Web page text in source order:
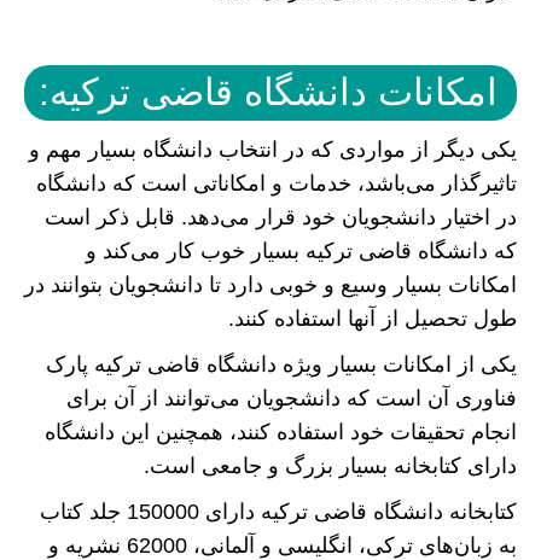
امکانات دانشگاه قاضی ترکیه:
یکی دیگر از مواردی که در انتخاب دانشگاه بسیار مهم و
تاثیرگذار می‌باشد، خدمات و امکاناتی است که دانشگاه
در اختیار دانشجویان خود قرار می‌دهد. قابل ذکر است
که دانشگاه قاضی ترکیه بسیار خوب کار می‌کند و
امکانات بسیار وسیع و خوبی دارد تا دانشجویان بتوانند در
طول تحصیل از آنها استفاده کنند.
یکی از امکانات بسیار ویژه دانشگاه قاضی ترکیه پارک
فناوری آن است که دانشجویان می‌توانند از آن برای
انجام تحقیقات خود استفاده کنند، همچنین این دانشگاه
دارای کتابخانه بسیار بزرگ و جامعی است.
کتابخانه دانشگاه قاضی ترکیه دارای 150000 جلد کتاب
به زبان‌های ترکی، انگلیسی و آلمانی، 62000 نشریه و